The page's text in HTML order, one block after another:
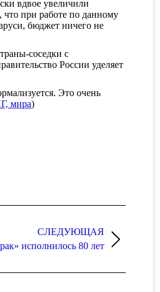
вдвое увеличили
при работе по данному
бюджет ничего не
соседки с
России уделяет
Это очень
мира)
СЛЕДУЮЩАЯ
исполнилось 80 лет